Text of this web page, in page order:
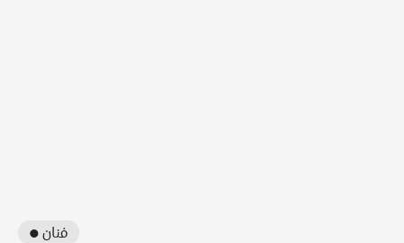
● فنان